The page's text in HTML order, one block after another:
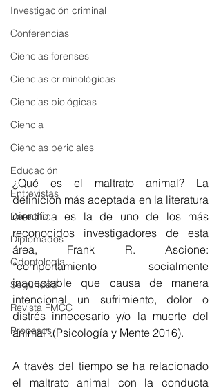
Investigación criminal
Conferencias
Ciencias forenses
Ciencias criminológicas
Ciencias biológicas
Ciencia
Ciencias periciales
Educación
Entrevistas
Derecho
Diplomados
Odontología
Seguridad
Revista FMCC
Procesos
¿Qué es el maltrato animal? La
definición más aceptada en la literatura
científica es la de uno de los más
reconocidos investigadores de esta
área, Frank R. Ascione:
“comportamiento socialmente
inaceptable que causa de manera
intencional un sufrimiento, dolor o
distrés innecesario y/o la muerte del
animal”.(Psicología y Mente 2016).
A través del tiempo se ha relacionado
el maltrato animal con la conducta